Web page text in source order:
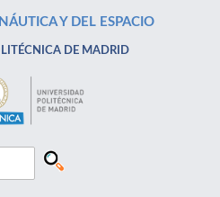
Y DEL ESPACIO
DE MADRID